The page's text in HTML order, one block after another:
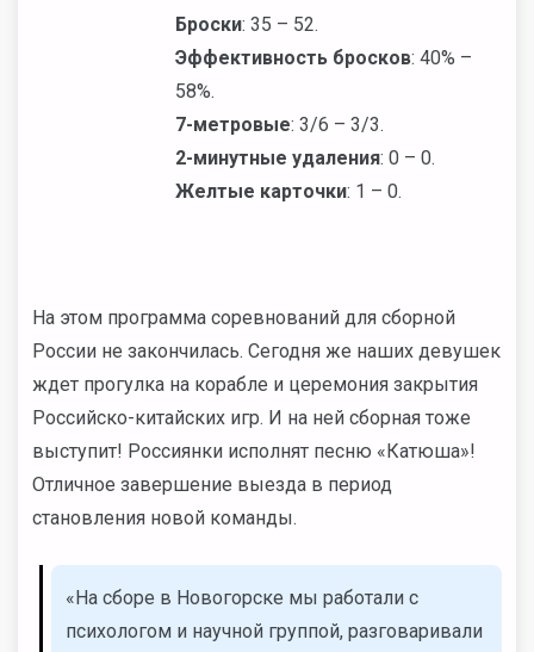
Броски: 35 – 52.
Эффективность бросков: 40% –
58%.
7-метровые: 3/6 – 3/3.
2-минутные удаления: 0 – 0.
Желтые карточки: 1 – 0.
На этом программа соревнований для сборной
России не закончилась. Сегодня же наших девушек
ждет прогулка на корабле и церемония закрытия
Российско-китайских игр. И на ней сборная тоже
выступит! Россиянки исполнят песню «Катюша»!
Отличное завершение выезда в период
становления новой команды.
«На сборе в Новогорске мы работали с
психологом и научной группой, разговаривали